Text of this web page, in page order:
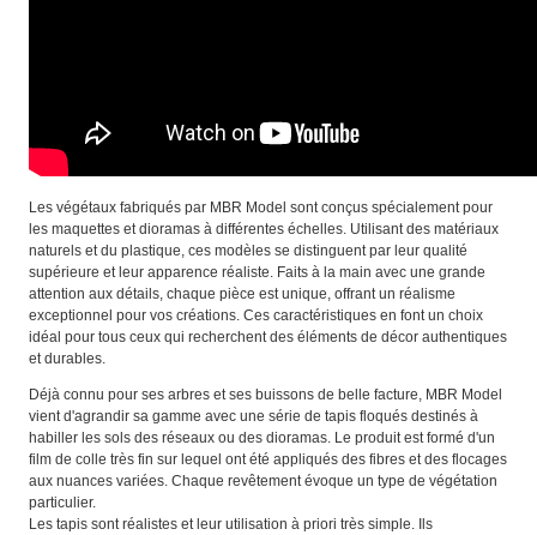
Les végétaux fabriqués par MBR Model sont conçus spécialement pour
les maquettes et dioramas à différentes échelles. Utilisant des matériaux
naturels et du plastique, ces modèles se distinguent par leur qualité
supérieure et leur apparence réaliste. Faits à la main avec une grande
attention aux détails, chaque pièce est unique, offrant un réalisme
exceptionnel pour vos créations. Ces caractéristiques en font un choix
idéal pour tous ceux qui recherchent des éléments de décor authentiques
et durables.
Déjà connu pour ses arbres et ses buissons de belle facture, MBR Model
vient d'agrandir sa gamme avec une série de tapis floqués destinés à
habiller les sols des réseaux ou des dioramas. Le produit est formé d'un
film de colle très fin sur lequel ont été appliqués des fibres et des flocages
aux nuances variées. Chaque revêtement évoque un type de végétation
particulier.
Les tapis sont réalistes et leur utilisation à priori très simple. Ils